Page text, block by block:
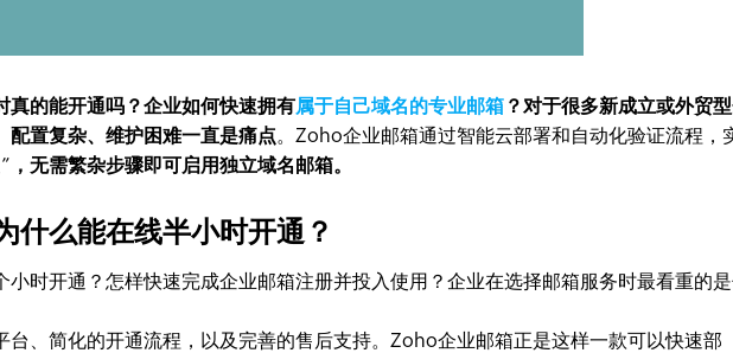
真的能开通吗？企业如何快速拥有属于自己域名的专业邮箱 ？对于很多新成立或外贸
配置复杂、维护困难一直是痛点。Zoho企业邮箱通过智能云部署和自动化验证流程，
，无需繁杂步骤即可启用独立域名邮箱。
什么能在线半小时开通？
小时开通？怎样快速完成企业邮箱注册并投入使用？企业在选择邮箱服务时最看重的
台、简化的开通流程，以及完善的售后支持。Zoho企业邮箱正是这样一款可以快速部